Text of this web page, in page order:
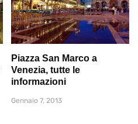
Piazza San Marco a
Venezia, tutte le
informazioni
Gennaio 7, 2013